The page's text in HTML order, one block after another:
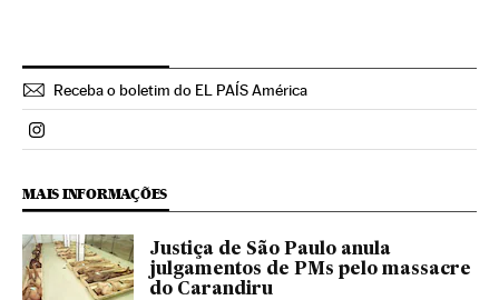
Receba o boletim do EL PAÍS América
Politica El País Brasil en Instagram
MAIS INFORMAÇÕES
Justiça de São Paulo anula
julgamentos de PMs pelo massacre
do Carandiru